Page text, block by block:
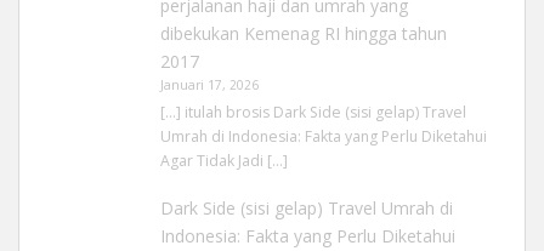
perjalanan haji dan umrah yang
dibekukan Kemenag RI hingga tahun
2017
Januari 17, 2026
[…] itulah brosis Dark Side (sisi gelap) Travel
Umrah di Indonesia: Fakta yang Perlu Diketahui
Agar Tidak Jadi […]
Dark Side (sisi gelap) Travel Umrah di
Indonesia: Fakta yang Perlu Diketahui